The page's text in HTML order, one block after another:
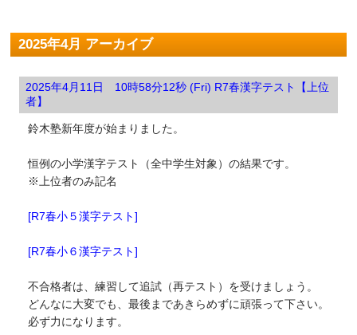
2025年4月 アーカイブ
2025年4月11日 10時58分12秒 (Fri) R7春漢字テスト【上位
者】
鈴木塾新年度が始まりました。
恒例の小学漢字テスト（全中学生対象）の結果です。
※上位者のみ記名
[R7春小５漢字テスト]
[R7春小６漢字テスト]
不合格者は、練習して追試（再テスト）を受けましょう。
どんなに大変でも、最後まであきらめずに頑張って下さい。
必ず力になります。